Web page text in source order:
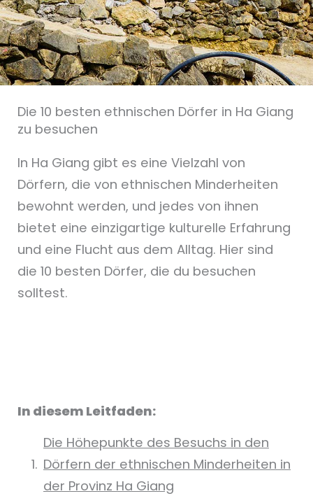
Die 10 besten ethnischen Dörfer in Ha Giang
zu besuchen
In Ha Giang gibt es eine Vielzahl von
Dörfern, die von ethnischen Minderheiten
bewohnt werden, und jedes von ihnen
bietet eine einzigartige kulturelle Erfahrung
und eine Flucht aus dem Alltag. Hier sind
die 10 besten Dörfer, die du besuchen
solltest.
In diesem Leitfaden:
Die Höhepunkte des Besuchs in den
Dörfern der ethnischen Minderheiten in
der Provinz Ha Giang